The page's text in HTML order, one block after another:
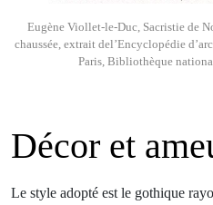
Eugène Viollet-le-Duc, Sacristie de
chaussée, extrait del’Encyclopédie
Paris, Bibliothèque
Décor et
Le style adopté est le gothique